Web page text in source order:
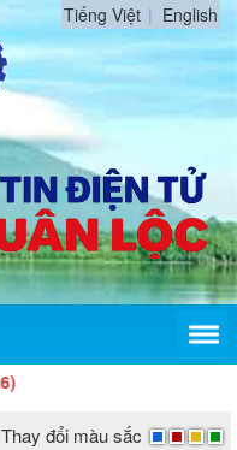
Tiếng Việt English
Thay đổi màu sắc